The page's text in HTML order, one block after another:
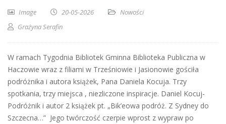
Image 20-05-2026
Nowości
Grażyna Serafin
W ramach Tygodnia Bibliotek Gminna Biblioteka Publiczna w
Haczowie wraz z filiami w Trześniowie i Jasionowie gościła
podróżnika i autora książek, Pana Daniela Kocuja. Trzy
spotkania, trzy miejsca , niezliczone inspiracje. Daniel Kocuj-
Podróżnik i autor 2 książek pt. „Bik’eowa podróż. Z Sydney do
Szczecna…” Jego twórczość czerpie wprost z wypraw po